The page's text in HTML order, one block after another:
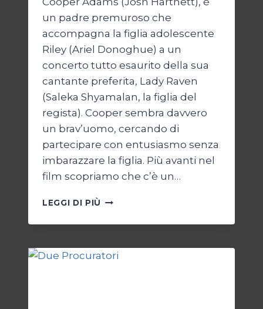
un padre premuroso che
accompagna la figlia adolescente
Riley (Ariel Donoghue) a un
concerto tutto esaurito della sua
cantante preferita, Lady Raven
(Saleka Shyamalan, la figlia del
regista). Cooper sembra davvero
un brav’uomo, cercando di
partecipare con entusiasmo senza
imbarazzare la figlia. Più avanti nel
film scopriamo che c’è un…
LEGGI DI PIÙ TRAP